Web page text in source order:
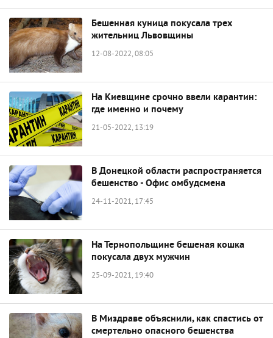
Бешенная куница покусала трех
жительниц Львовщины
12-08-2022, 08:05
На Киевщине срочно ввели карантин:
где именно и почему
21-05-2022, 13:19
В Донецкой области распространяется
бешенство - Офис омбудсмена
24-11-2021, 17:45
На Тернопольщине бешеная кошка
покусала двух мужчин
25-09-2021, 19:40
В Миздраве объяснили, как спастись от
смертельно опасного бешенства